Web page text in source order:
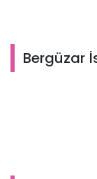
Bergüzar